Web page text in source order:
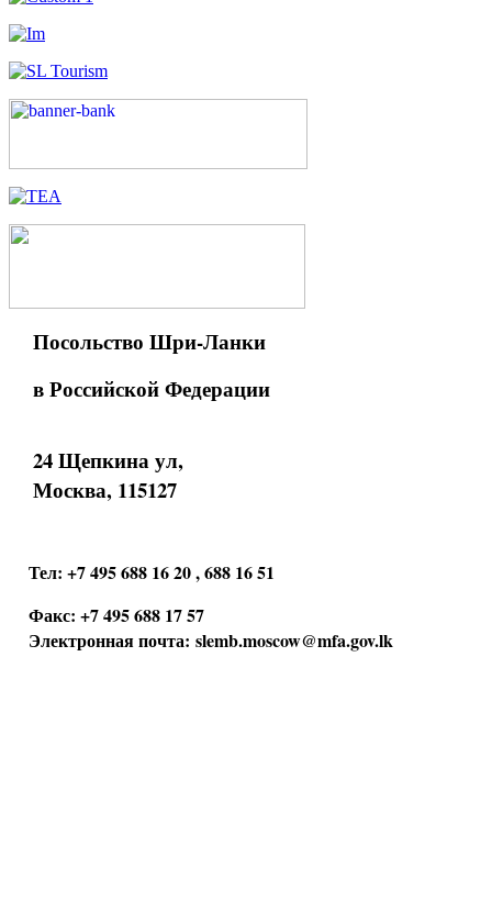
Посольство Шри-Ланки
в Российской Федерации
24 Щепкина ул,
Москва, 115127
Тел: +7 495 688 16 20 , 688 16 51
Факс: +7 495 688 17 57
Электронная почта: slemb.moscow@mfa.gov.lk